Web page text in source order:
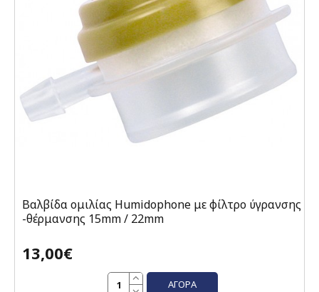
Βαλβίδα ομιλίας Humidophone με φίλτρο ύγρανσης
-θέρμανσης 15mm / 22mm
13,00€
ΑΓΟΡΆ